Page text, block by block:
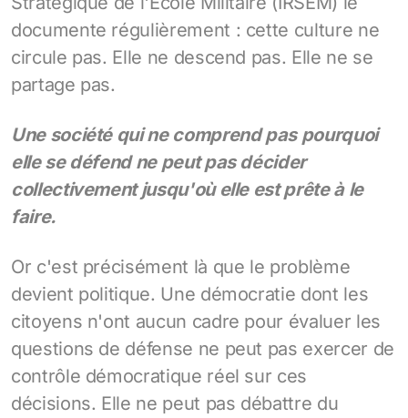
documente régulièrement : cette culture ne
circule pas. Elle ne descend pas. Elle ne se
partage pas.
Une société qui ne comprend pas pourquoi
elle se défend ne peut pas décider
collectivement jusqu'où elle est prête à le
faire.
Or c'est précisément là que le problème
devient politique. Une démocratie dont les
citoyens n'ont aucun cadre pour évaluer les
questions de défense ne peut pas exercer de
contrôle démocratique réel sur ces
décisions. Elle ne peut pas débattre du